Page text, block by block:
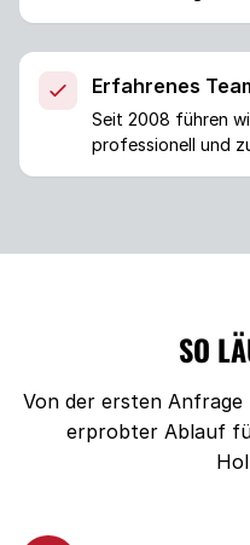
Erfahrenes
Seit 2008 führen
professionell und
SO
Von der ersten
erprobter Ablauf